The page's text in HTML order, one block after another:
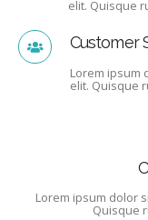
elit. Quisque
Customer
Lorem ipsum
elit. Quisque
Lorem ipsum dolor
Quisque